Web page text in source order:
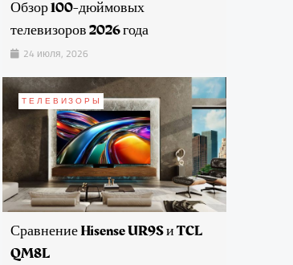
Обзор 100-дюймовых
телевизоров 2026 года
24 июля, 2026
ТЕЛЕВИЗОРЫ
Сравнение Hisense UR9S и TCL
QM8L